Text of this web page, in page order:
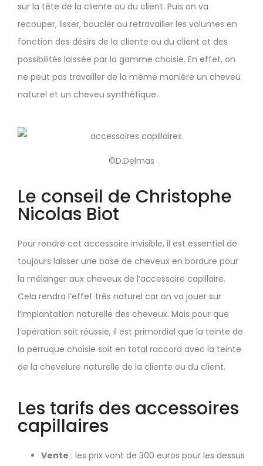
sur la tête de la cliente ou du client. Puis on va
recouper, lisser, boucler ou retravailler les volumes en
fonction des désirs de la cliente ou du client et des
possibilités laissée par la gamme choisie. En effet, on
ne peut pas travailler de la même manière un cheveu
naturel et un cheveu synthétique.
©D.Delmas
Le conseil de Christophe
Nicolas Biot
Pour rendre cet accessoire invisible, il est essentiel de
toujours laisser une base de cheveux en bordure pour
la mélanger aux cheveux de l’accessoire capillaire.
Cela rendra l’effet très naturel car on va jouer sur
l’implantation naturelle des cheveux. Mais pour que
l’opération soit réussie, il est primordial que la teinte de
la perruque choisie soit en total raccord avec la teinte
de la chevelure naturelle de la cliente ou du client.
Les tarifs des accessoires
capillaires
Vente : les prix vont de 300 euros pour les dessus